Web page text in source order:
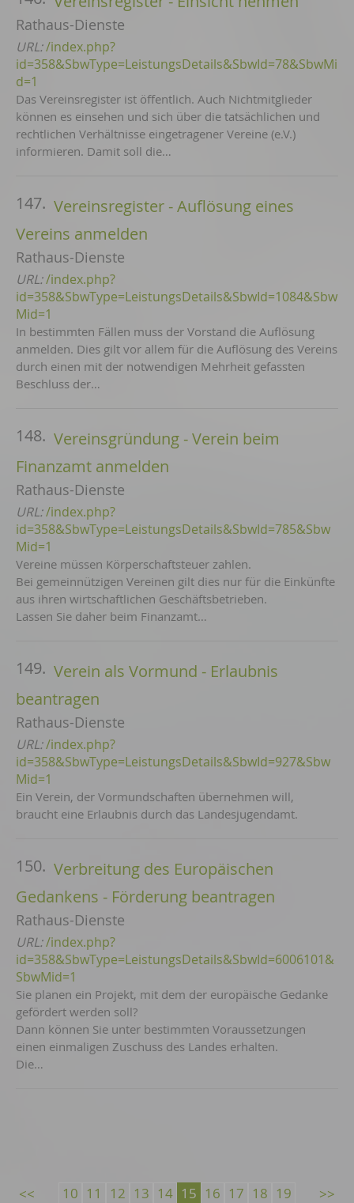
Rathaus-Dienste
URL:/index.php?
id=358&SbwType=LeistungsDetails&SbwId=78&SbwMi
d=1
Das Vereinsregister ist öffentlich. Auch Nichtmitglieder
können es einsehen und sich über die tatsächlichen und
rechtlichen Verhältnisse eingetragener Vereine (e.V.)
informieren. Damit soll die…
147. Vereinsregister - Auflösung eines
Vereins anmelden
Rathaus-Dienste
URL:/index.php?
id=358&SbwType=LeistungsDetails&SbwId=1084&Sbw
Mid=1
In bestimmten Fällen muss der Vorstand die Auflösung
anmelden. Dies gilt vor allem für die Auflösung des Vereins
durch einen mit der notwendigen Mehrheit gefassten
Beschluss der…
148. Vereinsgründung - Verein beim
Finanzamt anmelden
Rathaus-Dienste
URL:/index.php?
id=358&SbwType=LeistungsDetails&SbwId=785&Sbw
Mid=1
Vereine müssen Körperschaftsteuer zahlen.
Bei gemeinnützigen Vereinen gilt dies nur für die Einkünfte
aus ihren wirtschaftlichen Geschäftsbetrieben.
Lassen Sie daher beim Finanzamt…
149. Verein als Vormund - Erlaubnis
beantragen
Rathaus-Dienste
URL:/index.php?
id=358&SbwType=LeistungsDetails&SbwId=927&Sbw
Mid=1
Ein Verein, der Vormundschaften übernehmen will,
braucht eine Erlaubnis durch das Landesjugendamt.
150. Verbreitung des Europäischen
Gedankens - Förderung beantragen
Rathaus-Dienste
URL:/index.php?
id=358&SbwType=LeistungsDetails&SbwId=6006101&
SbwMid=1
Sie planen ein Projekt, mit dem der europäische Gedanke
gefördert werden soll?
Dann können Sie unter bestimmten Voraussetzungen
einen einmaligen Zuschuss des Landes erhalten.
Die…
10 11 12 13 14 15 16 17 18 19